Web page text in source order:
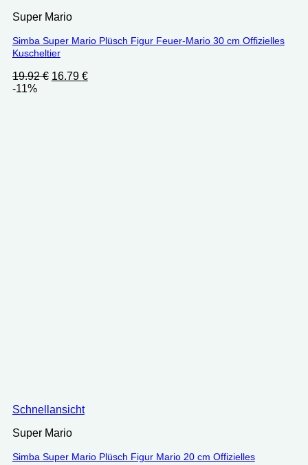
Super Mario
Simba Super Mario Plüsch Figur Feuer-Mario 30 cm Offizielles
Kuscheltier
19.92€ Ursprünglicher
16.79 €Aktueller
-11%
Schnellansicht
Super Mario
Simba Super Mario Plüsch Figur Mario 20 cm Offizielles